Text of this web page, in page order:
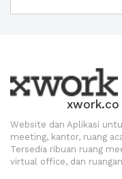
xwork.co
Website dan Aplikasi
meeting, kantor, ruang
Tersedia ribuan ruang
virtual office, dan